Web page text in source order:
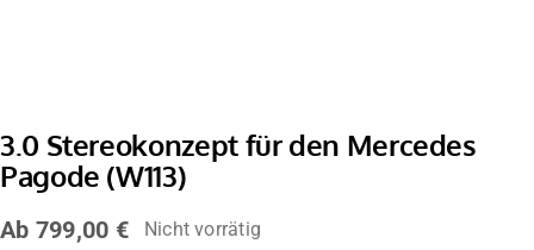
3.0 Stereokonzept für den Mercedes
Pagode (W113)
Ab 799,00 € Nicht vorrätig